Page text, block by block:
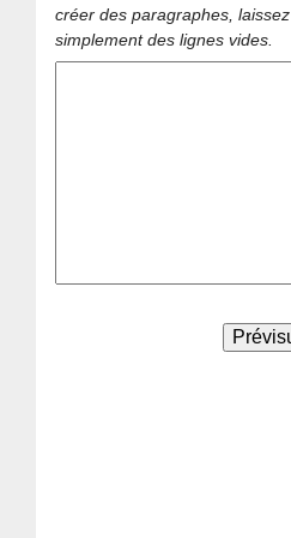
créer des paragraphes, laissez
simplement des lignes vides.